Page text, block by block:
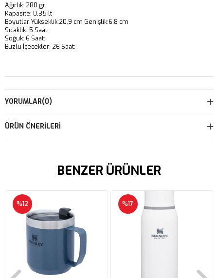
Ağırlık: 280 gr
Kapasite: 0,35 lt
Boyutlar:Yükseklik:20,9 cm Genişlik:6.8 cm
Sıcaklık: 5 Saat:
Soğuk: 6 Saat:
Buzlu İçecekler: 26 Saat:
YORUMLAR(0)
ÜRÜN ÖNERILERI
BENZER ÜRÜNLER
%12 %17